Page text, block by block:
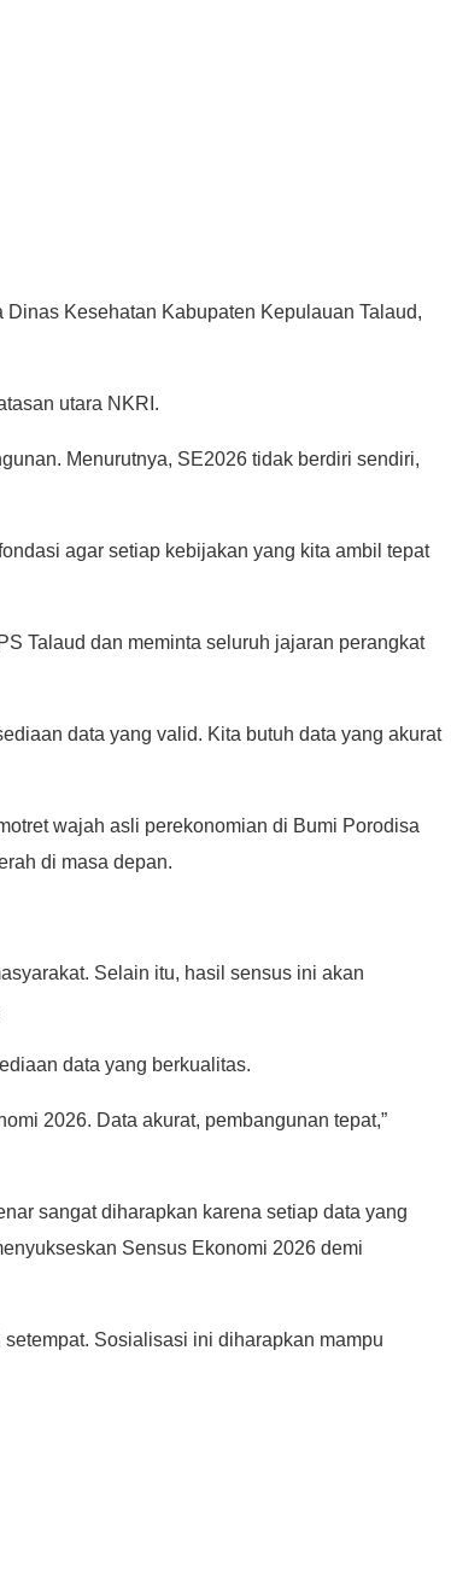
Kesehatan Kabupaten Kepulauan Talaud,
utara NKRI.
Menurutnya, SE2026 tidak berdiri sendiri,
agar setiap kebijakan yang kita ambil tepat
Talaud dan meminta seluruh jajaran perangkat
data yang valid. Kita butuh data yang akurat
wajah asli perekonomian di Bumi Porodisa
di masa depan.
Selain itu, hasil sensus ini akan
data yang berkualitas.
2026. Data akurat, pembangunan tepat,”
sangat diharapkan karena setiap data yang
Sensus Ekonomi 2026 demi
Sosialisasi ini diharapkan mampu